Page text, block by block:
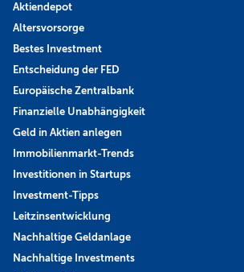
Aktiendepot
Altersvorsorge
Bestes Investment
Entscheidung der FED
Europäische Zentralbank
Finanzielle Unabhängigkeit
Geld in Aktien anlegen
Immobilienmarkt-Trends
Investitionen in Startups
Investment-Tipps
Leitzinsentwicklung
Nachhaltige Geldanlage
Nachhaltige Investments